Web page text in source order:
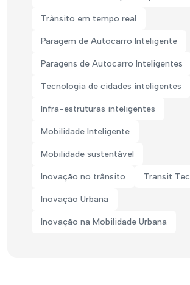
Trânsito em tempo real
Paragem de Autocarro Inteligente
Paragens de Autocarro Inteligentes
Tecnologia de cidades inteligentes
Infra-estruturas inteligentes
Mobilidade Inteligente
Mobilidade sustentável
Inovação no trânsito Transit
Inovação Urbana
Inovação na Mobilidade Urbana